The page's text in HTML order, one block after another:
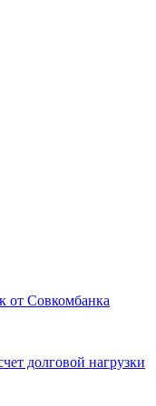
от Совкомбанка
долговой нагрузки